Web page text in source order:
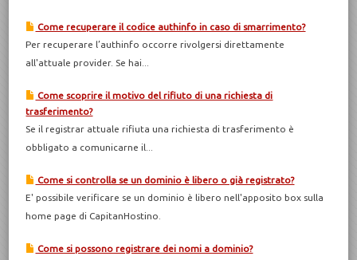
Come recuperare il codice authinfo in caso di smarrimento?
Per recuperare l’authinfo occorre rivolgersi direttamente
all'attuale provider. Se hai...
Come scoprire il motivo del rifiuto di una richiesta di
trasferimento?
Se il registrar attuale rifiuta una richiesta di trasferimento è
obbligato a comunicarne il...
Come si controlla se un dominio è libero o già registrato?
E' possibile verificare se un dominio è libero nell'apposito box sulla
home page di CapitanHostino.
Come si possono registrare dei nomi a dominio?